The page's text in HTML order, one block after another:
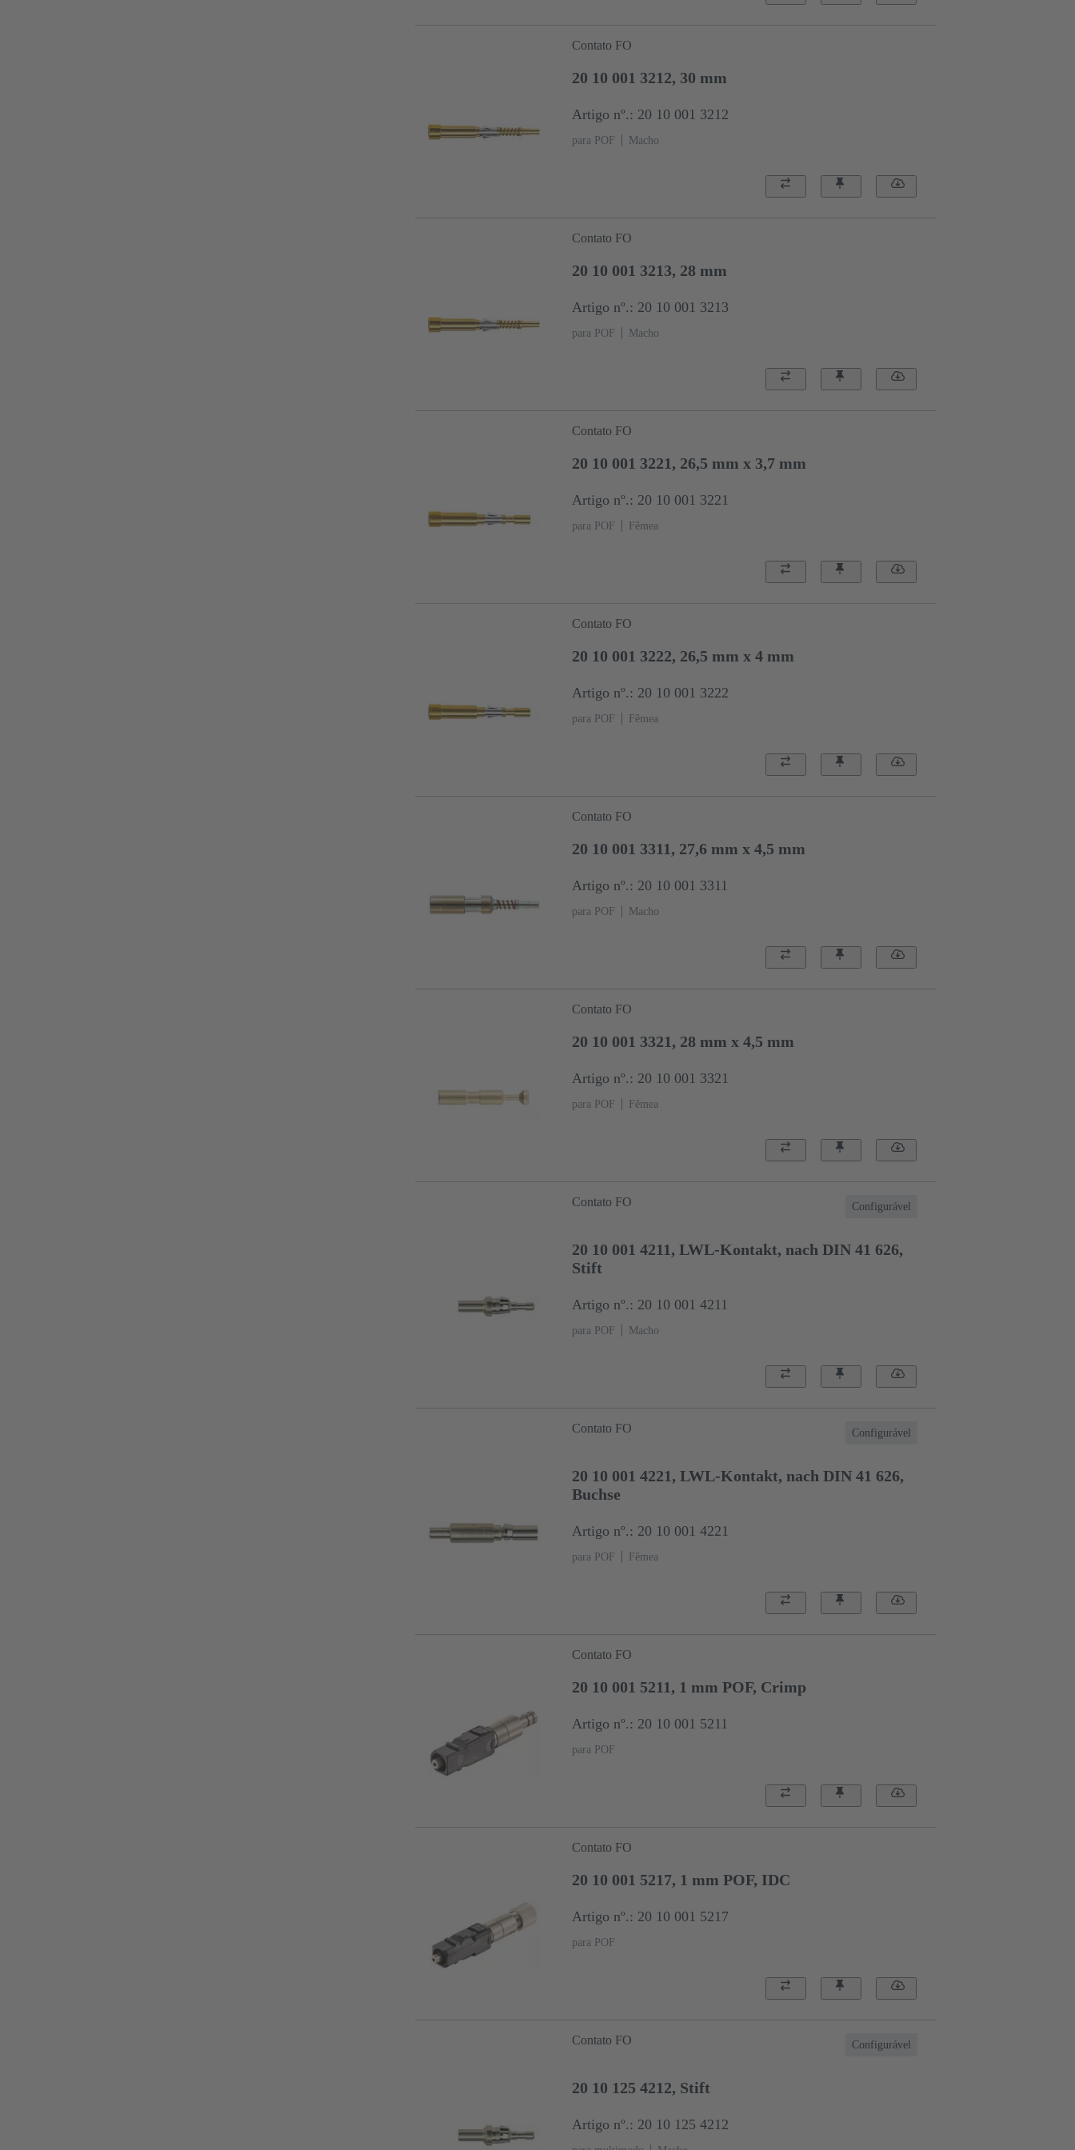
Contato FO
20 10 001 3212, 30 mm
Artigo nº.: 20 10 001 3212
para POF Macho
Contato FO
20 10 001 3213, 28 mm
Artigo nº.: 20 10 001 3213
para POF Macho
Contato FO
20 10 001 3221, 26,5 mm x 3,7 mm
Artigo nº.: 20 10 001 3221
para POF Fêmea
Contato FO
20 10 001 3222, 26,5 mm x 4 mm
Artigo nº.: 20 10 001 3222
para POF Fêmea
Contato FO
20 10 001 3311, 27,6 mm x 4,5 mm
Artigo nº.: 20 10 001 3311
para POF Macho
Contato FO
20 10 001 3321, 28 mm x 4,5 mm
Artigo nº.: 20 10 001 3321
para POF Fêmea
Configurável
Contato FO
20 10 001 4211, LWL-Kontakt, nach DIN 41 626,
Stift
Artigo nº.: 20 10 001 4211
para POF Macho
Configurável
Contato FO
20 10 001 4221, LWL-Kontakt, nach DIN 41 626,
Buchse
Artigo nº.: 20 10 001 4221
para POF Fêmea
Contato FO
20 10 001 5211, 1 mm POF, Crimp
Artigo nº.: 20 10 001 5211
para POF
Contato FO
20 10 001 5217, 1 mm POF, IDC
Artigo nº.: 20 10 001 5217
para POF
Configurável
Contato FO
20 10 125 4212, Stift
Artigo nº.: 20 10 125 4212